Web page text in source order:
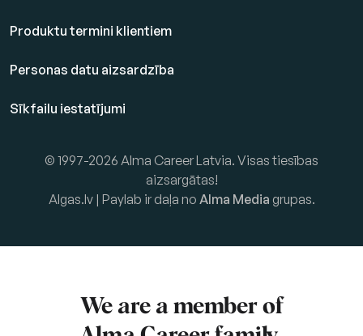
Produktu termini klientiem
Personas datu aizsardzība
Sīkfailu iestatījumi
© 1997-2026 Alma Career Latvia. Visas tiesības
aizsargātas!
Algas.lv | Paylab ir daļa no Alma Media grupas.
We are a member of